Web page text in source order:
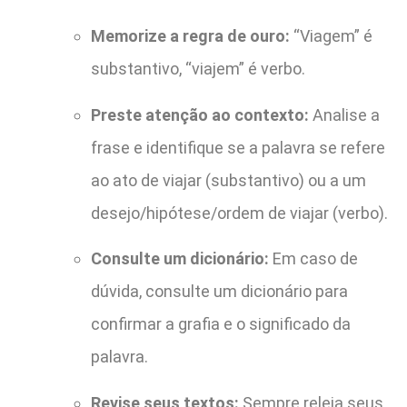
Memorize a regra de ouro: “Viagem” é
substantivo, “viajem” é verbo.
Preste atenção ao contexto: Analise a
frase e identifique se a palavra se refere
ao ato de viajar (substantivo) ou a um
desejo/hipótese/ordem de viajar (verbo).
Consulte um dicionário: Em caso de
dúvida, consulte um dicionário para
confirmar a grafia e o significado da
palavra.
Revise seus textos: Sempre releia seus